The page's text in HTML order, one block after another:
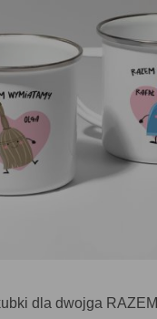
dla dwojga RAZEM